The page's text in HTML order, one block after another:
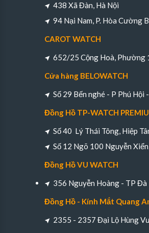
438 Xã Đàn, Hà Nội
94 Nại Nam, P. Hòa Cường
CAROT WATCH
652/25 Cộng Hoà, Phường
Cửa hàng BELOWATCH
Số 29 Bến nghé - P Phú Hội
Đồng Hồ TP-WATCH
Số 40 Lý Thái Tông, Hiệp
Số 12 Ngõ 100 Nguyễn
Đồng Hồ VU WATCH
356 Nguyễn Hoàng - TP Đà
Đồng Hồ - Kính Mắt Quang
2355 - 2357 Đại Lộ Hùng